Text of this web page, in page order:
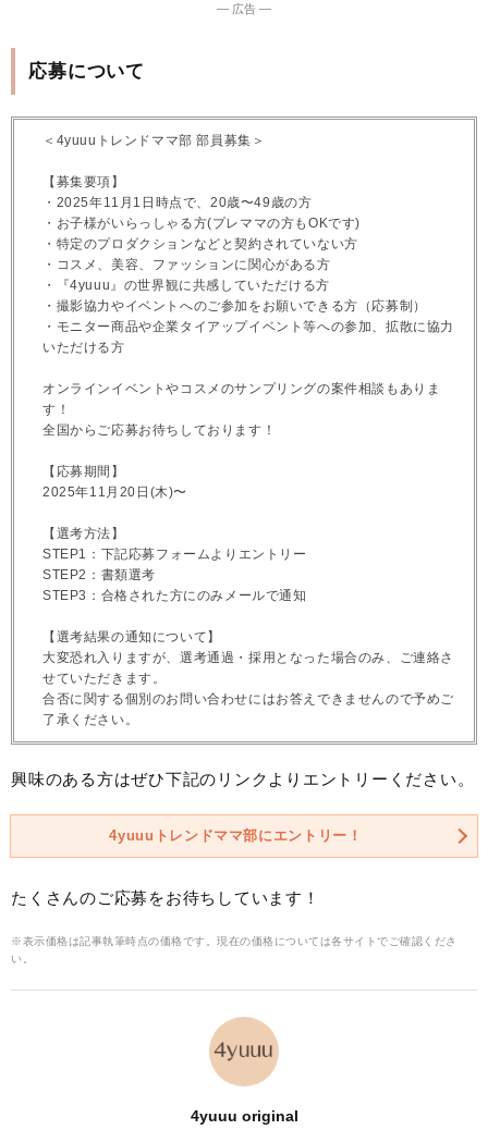
― 広告 ―
応募について
＜4yuuuトレンドママ部 部員募集＞
【募集要項】
・2025年11月1日時点で、20歳〜49歳の方
・お子様がいらっしゃる方(プレママの方もOKです)
・特定のプロダクションなどと契約されていない方
・コスメ、美容、ファッションに関心がある方
・『4yuuu』の世界観に共感していただける方
・撮影協力やイベントへのご参加をお願いできる方（応募制）
・モニター商品や企業タイアップイベント等への参加、拡散に協力
いただける方
オンラインイベントやコスメのサンプリングの案件相談もありま
す！
全国からご応募お待ちしております！
【応募期間】
2025年11月20日(木)〜
【選考方法】
STEP1：下記応募フォームよりエントリー
STEP2：書類選考
STEP3：合格された方にのみメールで通知
【選考結果の通知について】
大変恐れ入りますが、選考通過・採用となった場合のみ、ご連絡さ
せていただきます。
合否に関する個別のお問い合わせにはお答えできませんので予めご
了承ください。
興味のある方はぜひ下記のリンクよりエントリーください。
4yuuuトレンドママ部にエントリー！
たくさんのご応募をお待ちしています！
※表示価格は記事執筆時点の価格です。現在の価格については各サイトでご確認くださ
い。
4yuuu original